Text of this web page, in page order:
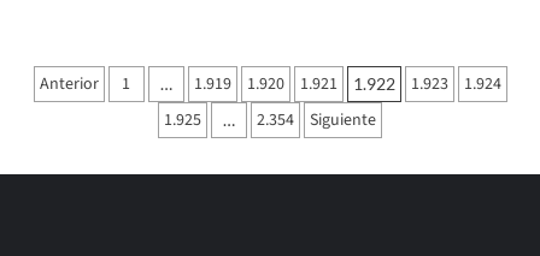
viene
la
de
Paginación
entradas
Anterior 1 … 1.919 1.920 1.921 1.922 1.923
1.924
1.925
… 2.354 Siguiente